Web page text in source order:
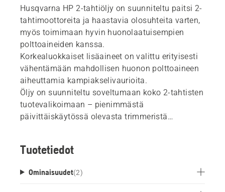
Husqvarna HP 2-tahtiöljy on suunniteltu paitsi 2-
tahtimoottoreita ja haastavia olosuhteita varten,
myös toimimaan hyvin huonolaatuisempien
polttoaineiden kanssa.
Korkealuokkaiset lisäaineet on valittu erityisesti
vähentämään mahdollisen huonon polttoaineen
aiheuttamia kampiakselivaurioita.
Öljy on suunniteltu soveltumaan koko 2-tahtisten
tuotevalikoimaan – pienimmästä
päivittäiskäytössä olevasta trimmeristä
kuumissa tai kylmissä olosuhteissa.
Tuotetiedot
Ominaisuudet(2)